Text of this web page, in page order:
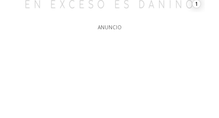
1
ANUNCIO